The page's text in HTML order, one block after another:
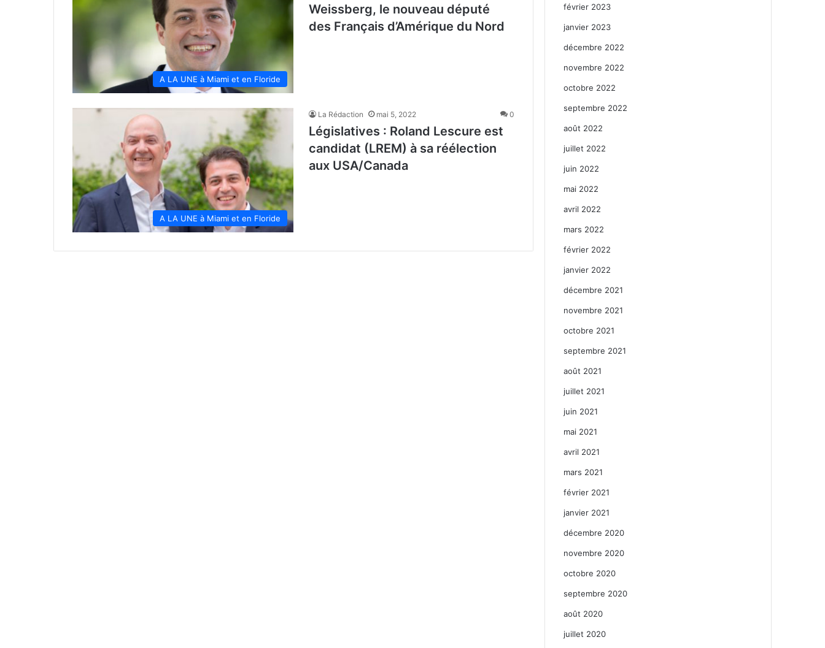
A LA UNE à Miami et en Floride
Weissberg, le nouveau député
des Français d’Amérique du Nord
A LA UNE à Miami et en Floride
La Rédaction mai 5, 2022 0
Législatives : Roland Lescure est
candidat (LREM) à sa réélection
aux USA/Canada
février 2023
janvier 2023
décembre 2022
novembre 2022
octobre 2022
septembre 2022
août 2022
juillet 2022
juin 2022
mai 2022
avril 2022
mars 2022
février 2022
janvier 2022
décembre 2021
novembre 2021
octobre 2021
septembre 2021
août 2021
juillet 2021
juin 2021
mai 2021
avril 2021
mars 2021
février 2021
janvier 2021
décembre 2020
novembre 2020
octobre 2020
septembre 2020
août 2020
juillet 2020